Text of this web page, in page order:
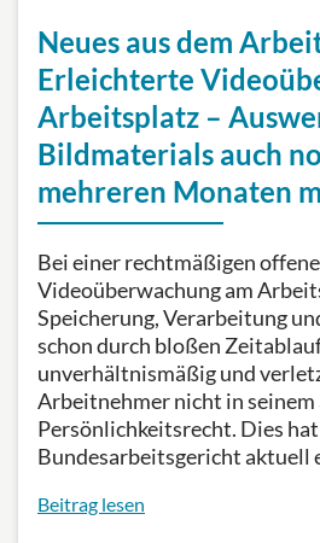
Neues aus dem
Erleichterte
Arbeitsplatz –
Bildmaterials auch
mehreren Monaten
Bei einer rechtmäßigen
Videoüberwachung am
Speicherung, Verarbeitung
schon durch bloßen
unverhältnismäßig und
Arbeitnehmer nicht in seinem
Persönlichkeitsrecht. Dies hat
Bundesarbeitsgericht aktuell
Beitrag lesen